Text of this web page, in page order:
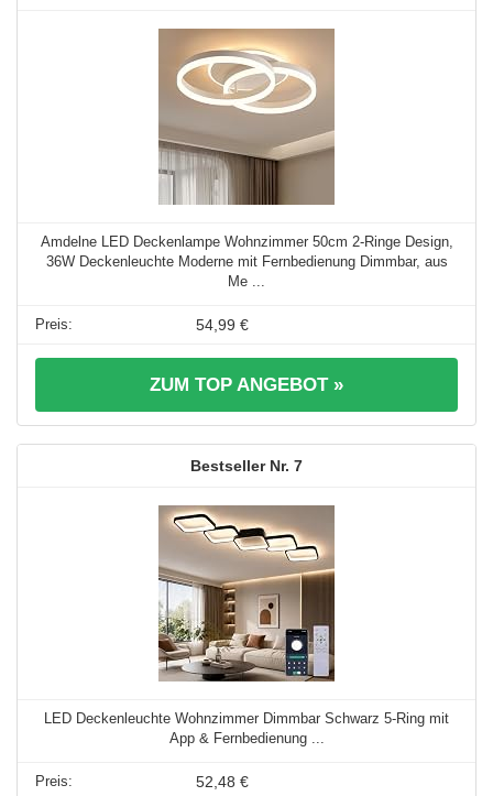
Amdelne LED Deckenlampe Wohnzimmer 50cm 2-Ringe Design,
36W Deckenleuchte Moderne mit Fernbedienung Dimmbar, aus
Me ...
54,99 €
ZUM TOP ANGEBOT »
7
LED Deckenleuchte Wohnzimmer Dimmbar Schwarz 5-Ring mit
App & Fernbedienung ...
52,48 €